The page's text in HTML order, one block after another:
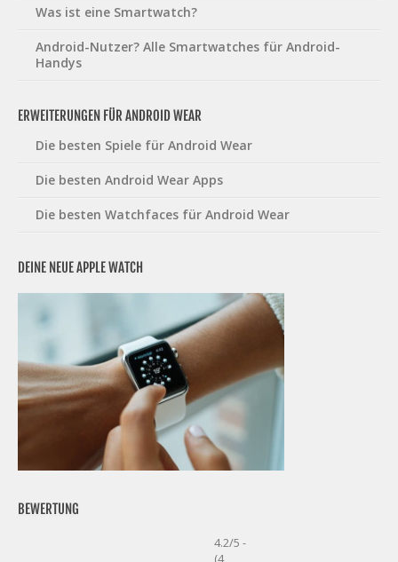
Was ist eine Smartwatch?
Android-Nutzer? Alle Smartwatches für Android-
Handys
ERWEITERUNGEN FÜR ANDROID WEAR
Die besten Spiele für Android Wear
Die besten Android Wear Apps
Die besten Watchfaces für Android Wear
DEINE NEUE APPLE WATCH
BEWERTUNG
4.2/5 -
(4